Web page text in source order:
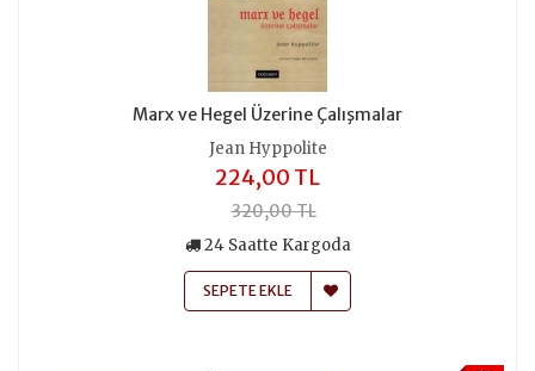
Marx ve Hegel Üzerine Çalışmalar
Jean Hyppolite
224,00 TL
320,00 TL
24 Saatte Kargoda
SEPETE EKLE